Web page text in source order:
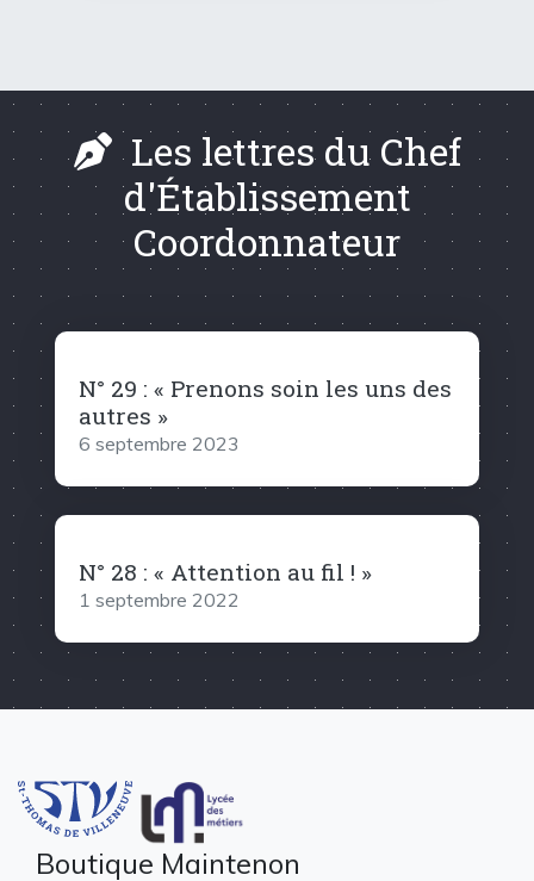
Les lettres du Chef
d'Établissement
Coordonnateur
N° 29 : « Prenons soin les uns des
autres »
6 septembre 2023
N° 28 : « Attention au fil ! »
1 septembre 2022
Boutique Maintenon